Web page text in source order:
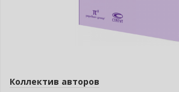
Коллектив авторов